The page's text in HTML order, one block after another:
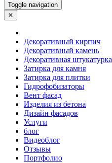
Toggle navigation
✕
Декоративный кирпич
Декоративный камень
Декоративная штукатурка
Затирка для камня
Затирка для плитки
Гидрофобизаторы
Вент фасад
Изделия из бетона
Дизайн фасадов
Услуги
блог
Видеоблог
Отзывы
Портфолио